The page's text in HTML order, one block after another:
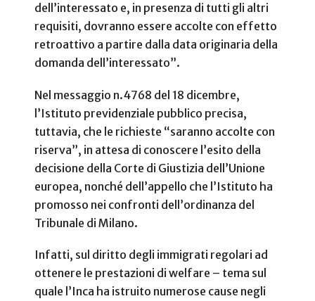
dell’interessato e, in presenza di tutti gli altri
requisiti, dovranno essere accolte con effetto
retroattivo a partire dalla data originaria della
domanda dell’interessato”.
Nel messaggio n.4768 del 18 dicembre,
l’Istituto previdenziale pubblico precisa,
tuttavia, che le richieste “saranno accolte con
riserva”, in attesa di conoscere l’esito della
decisione della Corte di Giustizia dell’Unione
europea, nonché dell’appello che l’Istituto ha
promosso nei confronti dell’ordinanza del
Tribunale di Milano.
Infatti, sul diritto degli immigrati regolari ad
ottenere le prestazioni di welfare – tema sul
quale l’Inca ha istruito numerose cause negli